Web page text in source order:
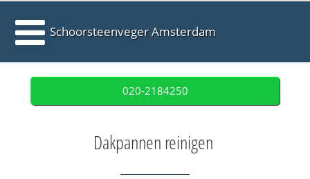
Schoorsteenveger Amsterdam
020-2184250
Dakpannen reinigen